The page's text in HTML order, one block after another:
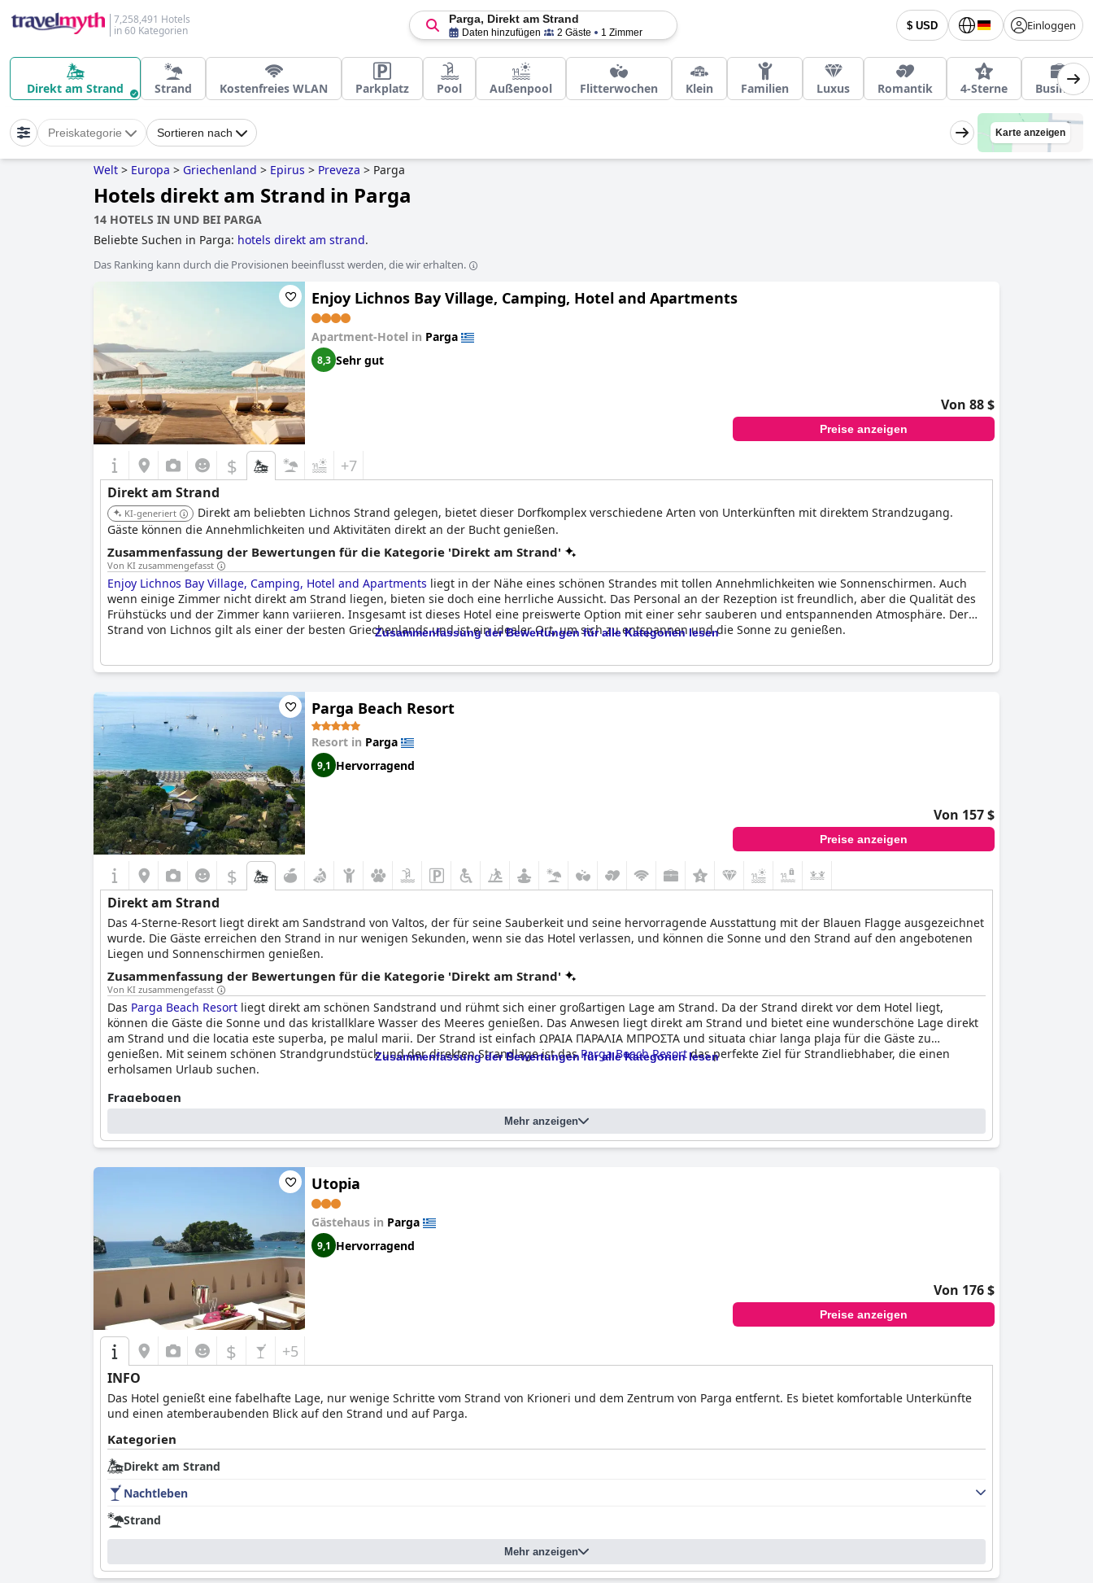
7,258,491 Hotels
in 60 Kategorien
$ USD Einloggen
Parga, Direkt am Strand
Daten hinzufügen 2 Gäste 1 Zimmer
Direkt am Strand Strand Kostenfreies WLAN Parkplatz Pool Außenpool Flitterwochen Klein Familien Luxus Romantik 4-Sterne Business
Preiskategorie Sortieren nach Karte anzeigen
Welt > Europa > Griechenland > Epirus > Preveza > Parga
Hotels direkt am Strand in Parga
14 HOTELS IN UND BEI PARGA
Beliebte Suchen in Parga: hotels direkt am strand.
Das Ranking kann durch die Provisionen beeinflusst werden, die wir erhalten.
Enjoy Lichnos Bay Village, Camping, Hotel and Apartments
Apartment-Hotel in Parga
8,3 Sehr gut
Von 88 $
Preise anzeigen
$ +7
Direkt am Strand
KI-generiert
Direkt am beliebten Lichnos Strand gelegen, bietet dieser Dorfkomplex verschiedene Arten von Unterkünften mit direktem Strandzugang.
Gäste können die Annehmlichkeiten und Aktivitäten direkt an der Bucht genießen.
Zusammenfassung der Bewertungen für die Kategorie 'Direkt am Strand'
Von KI zusammengefasst
Enjoy Lichnos Bay Village, Camping, Hotel and Apartments liegt in der Nähe eines schönen Strandes mit tollen Annehmlichkeiten wie Sonnenschirmen. Auch
wenn einige Zimmer nicht direkt am Strand liegen, bieten sie doch eine herrliche Aussicht. Das Personal an der Rezeption ist freundlich, aber die Qualität des
Frühstücks und der Zimmer kann variieren. Insgesamt ist dieses Hotel eine preiswerte Option mit einer sehr sauberen und entspannenden Atmosphäre. Der
Strand von Lichnos gilt als einer der besten Griechenlands und ist ein idealer Ort, um sich zu entspannen und die Sonne zu genießen.
Zusammenfassung der Bewertungen für alle Kategorien lesen
Parga Beach Resort
Resort in Parga
9,1 Hervorragend
Von 157 $
Preise anzeigen
$
Direkt am Strand
Das 4-Sterne-Resort liegt direkt am Sandstrand von Valtos, der für seine Sauberkeit und seine hervorragende Ausstattung mit der Blauen Flagge ausgezeichnet
wurde. Die Gäste erreichen den Strand in nur wenigen Sekunden, wenn sie das Hotel verlassen, und können die Sonne und den Strand auf den angebotenen
Liegen und Sonnenschirmen genießen.
Zusammenfassung der Bewertungen für die Kategorie 'Direkt am Strand'
Von KI zusammengefasst
Das Parga Beach Resort liegt direkt am schönen Sandstrand und rühmt sich einer großartigen Lage am Strand. Da der Strand direkt vor dem Hotel liegt,
können die Gäste die Sonne und das kristallklare Wasser des Meeres genießen. Das Anwesen liegt direkt am Strand und bietet eine wunderschöne Lage direkt
am Strand und die locatia este superba, pe malul marii. Der Strand ist einfach ΩΡΑΙΑ ΠΑΡΑΛΙΑ ΜΠΡΟΣΤΑ und situata chiar langa plaja für die Gäste zu
genießen. Mit seinem schönen Strandgrundstück und der direkten Strandlage ist dasParga Beach Resortdas perfekte Ziel für Strandliebhaber, die einen
erholsamen Urlaub suchen.
Zusammenfassung der Bewertungen für alle Kategorien lesen
Fragebogen
Antworten zuletzt aktualisiert von Parga Beach Resort
Was liegt zwischen Hotel und Strand?
Gar nichts. Der Strand ist direkt vom Hotel aus zugänglich.
Wie heißt der Strand? Chrisogiali
Wie ist die Beschaffenheit des Strandes?
Sand
Mehr anzeigen
Utopia
Gästehaus in Parga
9,1 Hervorragend
Von 176 $
Preise anzeigen
$ +5
INFO
Das Hotel genießt eine fabelhafte Lage, nur wenige Schritte vom Strand von Krioneri und dem Zentrum von Parga entfernt. Es bietet komfortable Unterkünfte
und einen atemberaubenden Blick auf den Strand und auf Parga.
Kategorien
Direkt am Strand
Nachtleben
Strand
Mehr anzeigen